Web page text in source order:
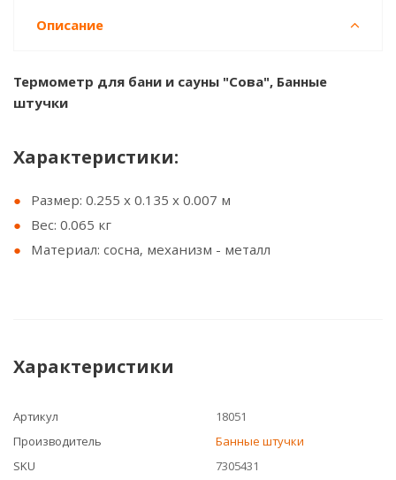
Описание
Термометр для бани и сауны "Сова", Банные
штучки
Характеристики:
Размер: 0.255 х 0.135 х 0.007 м
Вес: 0.065 кг
Материал: сосна, механизм - металл
Характеристики
Артикул
18051
Производитель
Банные штучки
SKU
7305431